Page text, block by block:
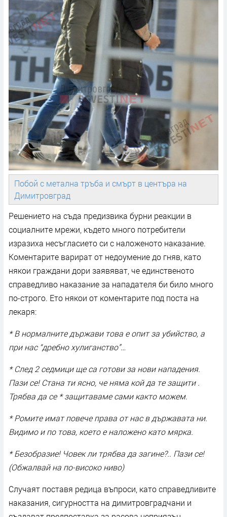
Побой с метална тръба и смърт в центъра на
Димитровград
Решението на съда предизвика бурни реакции в
социалните мрежи, където много потребители
изразиха несъгласието си с наложеното наказание.
Коментарите варират от недоумение до гняв, като
някои граждани дори заявяват, че единственото
справедливо наказание за нападателя би било много
по-строго. Ето някои от коментарите под поста на
лекаря:
* В нормалните държави това е опит за убийство, а
при нас “дребно хулиганство”…
* След 2 седмици ще са готови за нови нападения.
Пази се! Стана ти ясно, че няма кой да те защити .
Трябва да се * защитаваме сами както можем.
* Ромите имат повече права от нас в държавата ни.
Видимо и по това, което е наложено като мярка.
* Безобразие! Човек ли трябва да загине?.. Пази се!
(Обжалвай на по-високо ниво)
Случаят поставя редица въпроси, като справедливите
наказания, сигурността на димитровградчани и